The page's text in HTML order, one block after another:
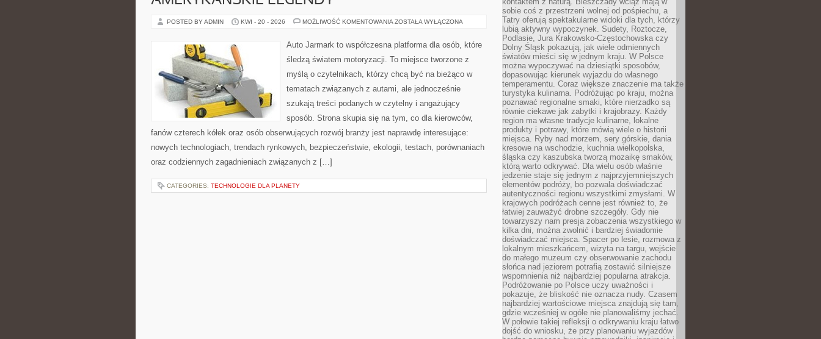
POSTED BY ADMIN KWI - 20 - 2026 MOŻLIWOŚĆ KOMENTOWANIA AMERYKAŃSKIE
ZOSTAŁA WYŁĄCZONA
Auto Jarmark to współczesna platforma dla osób, które
śledzą światem motoryzacji. To miejsce tworzone z
myślą o czytelnikach, którzy chcą być na bieżąco w
tematach związanych z autami, ale jednocześnie
szukają treści podanych w czytelny i angażujący
sposób. Strona skupia się na tym, co dla kierowców,
fanów czterech kółek oraz osób obserwujących rozwój branży jest naprawdę interesujące:
nowych technologiach, trendach rynkowych, bezpieczeństwie, ekologii, testach, porównaniach
oraz codziennych zagadnieniach związanych z […]
CATEGORIES: TECHNOLOGIE DLA PLANETY
sobie coś z przestrzeni wolnej od pośpiechu, a
Tatry oferują spektakularne widoki dla tych, którzy
lubią aktywny wypoczynek. Sudety, Roztocze,
Podlasie, Jura Krakowsko-Częstochowska czy
Dolny Śląsk pokazują, jak wiele odmiennych
światów mieści się w jednym kraju. W Polsce
można wypoczywać na dziesiątki sposobów,
dopasowując kierunek wyjazdu do własnego
temperamentu. Coraz większe znaczenie ma także
turystyka kulinarna. Podróżując po kraju, można
poznawać regionalne smaki, które nierzadko są
równie ciekawe jak zabytki i krajobrazy. Każdy
region ma własne tradycje kulinarne, lokalne
produkty i potrawy, które mówią wiele o historii
miejsca. Ryby nad morzem, sery górskie, dania
kresowe na wschodzie, kuchnia wielkopolska,
śląska czy kaszubska tworzą mozaikę smaków,
którą warto odkrywać. Dla wielu osób właśnie
jedzenie staje się jednym z najprzyjemniejszych
elementów podróży, bo pozwala doświadczać
autentyczności regionu wszystkimi zmysłami. W
krajowych podróżach cenne jest również to, że
łatwiej zauważyć drobne szczegóły. Gdy nie
towarzyszy nam presja zobaczenia wszystkiego w
kilka dni, można zwolnić i bardziej świadomie
doświadczać miejsca. Spacer po lesie, rozmowa z
lokalnym mieszkańcem, wizyta na targu, wejście
do małego muzeum czy obserwowanie zachodu
słońca nad jeziorem potrafią zostawić silniejsze
wspomnienia niż najbardziej popularna atrakcja.
Podróżowanie po Polsce uczy uważności i
pokazuje, że bliskość nie oznacza nudy. Czasem
najbardziej wartościowe miejsca znajdują się tam,
gdzie wcześniej w ogóle nie planowaliśmy jechać.
W połowie takiej refleksji o odkrywaniu kraju łatwo
dojść do wniosku, że przy planowaniu wyjazdów